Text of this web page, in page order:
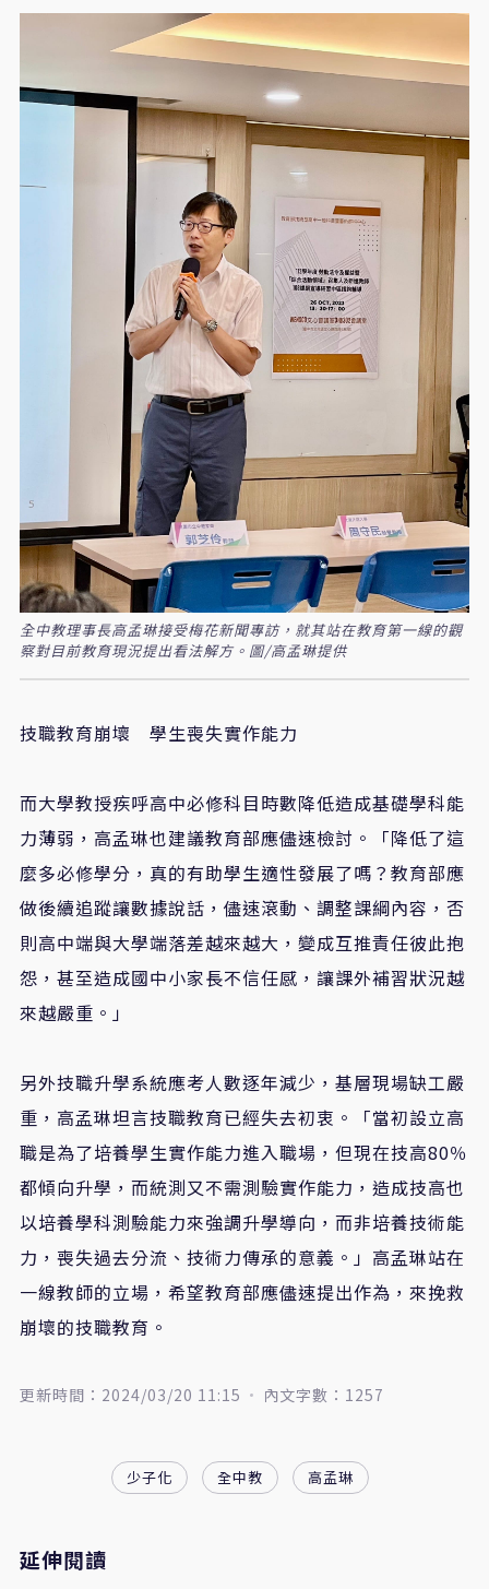
全中教理事長高孟琳接受梅花新聞專訪，就其站在教育第一線的觀
察對目前教育現況提出看法解方。圖/高孟琳提供
技職教育崩壞 學生喪失實作能力
而大學教授疾呼高中必修科目時數降低造成基礎學科能
力薄弱，高孟琳也建議教育部應儘速檢討。「降低了這
麼多必修學分，真的有助學生適性發展了嗎？教育部應
做後續追蹤讓數據說話，儘速滾動、調整課綱內容，否
則高中端與大學端落差越來越大，變成互推責任彼此抱
怨，甚至造成國中小家長不信任感，讓課外補習狀況越
來越嚴重。」
另外技職升學系統應考人數逐年減少，基層現場缺工嚴
重，高孟琳坦言技職教育已經失去初衷。「當初設立高
職是為了培養學生實作能力進入職場，但現在技高80％
都傾向升學，而統測又不需測驗實作能力，造成技高也
以培養學科測驗能力來強調升學導向，而非培養技術能
力，喪失過去分流、技術力傳承的意義。」高孟琳站在
一線教師的立場，希望教育部應儘速提出作為，來挽救
崩壞的技職教育。
更新時間：2024/03/20 11:15 內文字數：1257
少子化 全中教 高孟琳
延伸閱讀